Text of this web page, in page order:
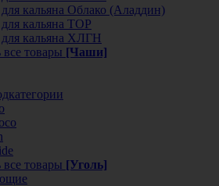
кальяна Облако (Аладдин)
кальяна ТОР
кальяна ХЛГН
товары [Чаши]
товары [Уголь]